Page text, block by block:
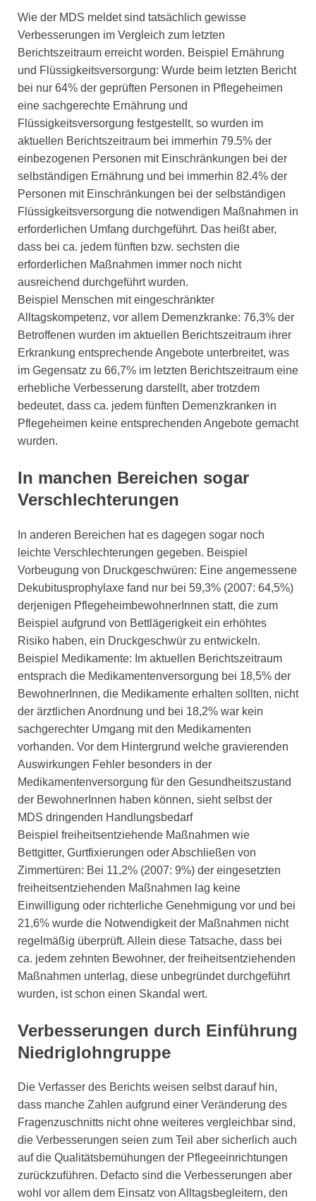
Wie der MDS meldet sind tatsächlich gewisse
Verbesserungen im Vergleich zum letzten
Berichtszeitraum erreicht worden. Beispiel Ernährung
und Flüssigkeitsversorgung: Wurde beim letzten Bericht
bei nur 64% der geprüften Personen in Pflegeheimen
eine sachgerechte Ernährung und
Flüssigkeitsversorgung festgestellt, so wurden im
aktuellen Berichtszeitraum bei immerhin 79.5% der
einbezogenen Personen mit Einschränkungen bei der
selbständigen Ernährung und bei immerhin 82.4% der
Personen mit Einschränkungen bei der selbständigen
Flüssigkeitsversorgung die notwendigen Maßnahmen in
erforderlichen Umfang durchgeführt. Das heißt aber,
dass bei ca. jedem fünften bzw. sechsten die
erforderlichen Maßnahmen immer noch nicht
ausreichend durchgeführt wurden.
Beispiel Menschen mit eingeschränkter
Alltagskompetenz, vor allem Demenzkranke: 76,3% der
Betroffenen wurden im aktuellen Berichtszeitraum ihrer
Erkrankung entsprechende Angebote unterbreitet, was
im Gegensatz zu 66,7% im letzten Berichtszeitraum eine
erhebliche Verbesserung darstellt, aber trotzdem
bedeutet, dass ca. jedem fünften Demenzkranken in
Pflegeheimen keine entsprechenden Angebote gemacht
wurden.
In manchen Bereichen sogar
Verschlechterungen
In anderen Bereichen hat es dagegen sogar noch
leichte Verschlechterungen gegeben. Beispiel
Vorbeugung von Druckgeschwüren: Eine angemessene
Dekubitusprophylaxe fand nur bei 59,3% (2007: 64,5%)
derjenigen PflegeheimbewohnerInnen statt, die zum
Beispiel aufgrund von Bettlägerigkeit ein erhöhtes
Risiko haben, ein Druckgeschwür zu entwickeln.
Beispiel Medikamente: Im aktuellen Berichtszeitraum
entsprach die Medikamentenversorgung bei 18,5% der
BewohnerInnen, die Medikamente erhalten sollten, nicht
der ärztlichen Anordnung und bei 18,2% war kein
sachgerechter Umgang mit den Medikamenten
vorhanden. Vor dem Hintergrund welche gravierenden
Auswirkungen Fehler besonders in der
Medikamentenversorgung für den Gesundheitszustand
der BewohnerInnen haben können, sieht selbst der
MDS dringenden Handlungsbedarf
Beispiel freiheitsentziehende Maßnahmen wie
Bettgitter, Gurtfixierungen oder Abschließen von
Zimmertüren: Bei 11,2% (2007: 9%) der eingesetzten
freiheitsentziehenden Maßnahmen lag keine
Einwilligung oder richterliche Genehmigung vor und bei
21,6% wurde die Notwendigkeit der Maßnahmen nicht
regelmäßig überprüft. Allein diese Tatsache, dass bei
ca. jedem zehnten Bewohner, der freiheitsentziehenden
Maßnahmen unterlag, diese unbegründet durchgeführt
wurden, ist schon einen Skandal wert.
Verbesserungen durch Einführung
Niedriglohngruppe
Die Verfasser des Berichts weisen selbst darauf hin,
dass manche Zahlen aufgrund einer Veränderung des
Fragenzuschnitts nicht ohne weiteres vergleichbar sind,
die Verbesserungen seien zum Teil aber sicherlich auch
auf die Qualitätsbemühungen der Pflegeeinrichtungen
zurückzuführen. Defacto sind die Verbesserungen aber
wohl vor allem dem Einsatz von Alltagsbegleitern, den